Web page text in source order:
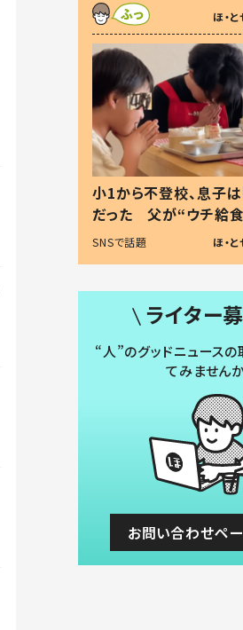
察した母の投稿に「可
す！」「現行犯〜」
ほ・
小1から不登校、息子は
だった 父が“ウチ給
る理由とは #令和の
SNSで話題 ほ・
ライター募
“人”のグッドニュースの
てみません
お問い合わせペ